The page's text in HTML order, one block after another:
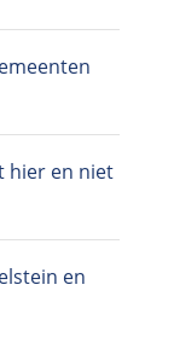
hier en niet
en